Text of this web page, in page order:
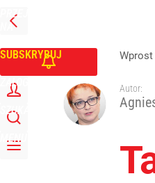
PRZEJDŹ
NA
GŁÓWNĄ
SUBSKRYBUJ
ZALOGUJ
SZUKAJ
MENU
Wprost
Autor: